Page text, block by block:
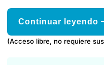
Continuar leyendo
(Acceso libre, no requiere